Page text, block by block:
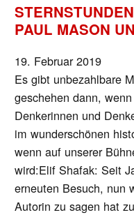
PAUL MASON
19. Februar 2019
Es gibt unbezahlbare
geschehen dann,
Denkerinnen und
im wunderschönen
wenn auf unserer
wird:Elif Shafak: Seit
erneuten Besuch, nun
Autorin zu sagen hat